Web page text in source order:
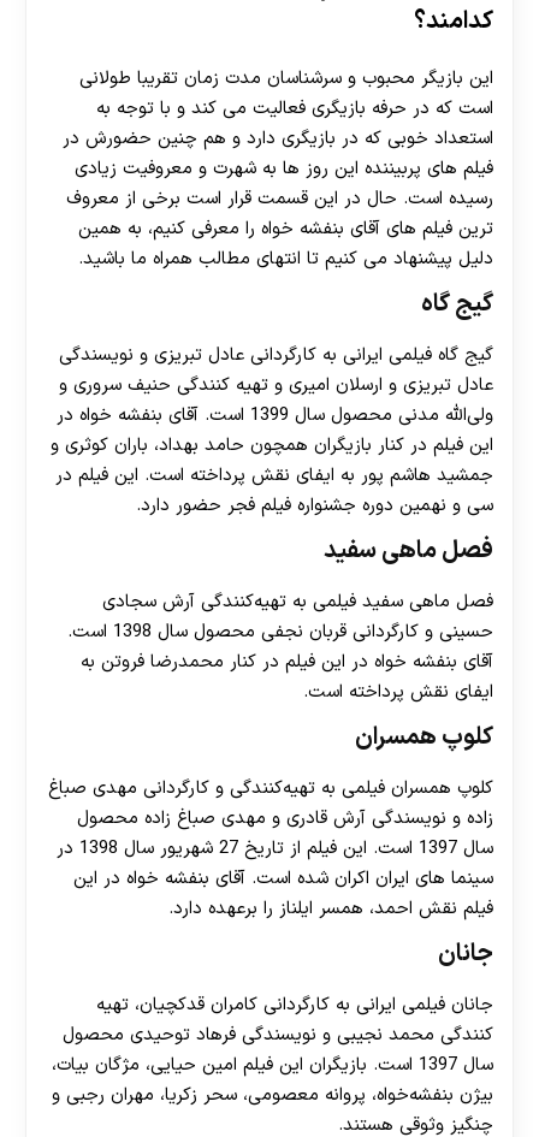
کدامند؟
این بازیگر محبوب و سرشناسان مدت زمان تقریبا طولانی
است که در حرفه بازیگری فعالیت می‌ کند و با توجه به
استعداد خوبی که در بازیگری دارد و هم چنین حضورش در
فیلم های پربیننده این روز ها به شهرت و معروفیت زیادی
رسیده است. حال در این قسمت قرار است برخی از معروف
ترین فیلم های آقای بنفشه خواه را معرفی کنیم، به همین
دلیل پیشنهاد می‌ کنیم تا انتهای مطالب همراه ما باشید.
گیج‌ گاه
گیج‌ گاه فیلمی ایرانی به کارگردانی عادل تبریزی و نویسندگی
عادل تبریزی و ارسلان امیری و تهیه کنندگی حنیف سروری و
ولی‌الله مدنی محصول سال 1399 است. آقای بنفشه خواه در
این فیلم در کنار بازیگران همچون حامد بهداد، باران کوثری و
جمشید هاشم‌ پور به ایفای نقش پرداخته است. این فیلم در
سی و نهمین دوره جشنواره فیلم فجر حضور دارد.
فصل ماهی سفید
فصل ماهی سفید فیلمی به تهیه‌کنندگی آرش سجادی
حسینی و کارگردانی قربان نجفی محصول سال 1398 است.
آقای بنفشه خواه در این فیلم در کنار محمدرضا فروتن به
ایفای نقش پرداخته است.
کلوپ همسران
کلوپ همسران فیلمی به تهیه‌کنندگی و کارگردانی مهدی صباغ‌
زاده و نویسندگی آرش قادری و مهدی صباغ‌ زاده محصول
سال 1397 است. این فیلم از تاریخ 27 شهریور سال 1398 در
سینما های ایران اکران شده‌ است. آقای بنفشه خواه در این
فیلم نقش احمد، همسر ایلناز را برعهده دارد.
جانان
جانان فیلمی ایرانی به کارگردانی کامران قدکچیان، تهیه‌
کنندگی محمد نجیبی و نویسندگی فرهاد توحیدی محصول
سال 1397 است. بازیگران این فیلم امین حیایی، مژگان بیات،
بیژن بنفشه‌خواه، پروانه معصومی، سحر زکریا، مهران رجبی و
چنگیز وثوقی هستند.